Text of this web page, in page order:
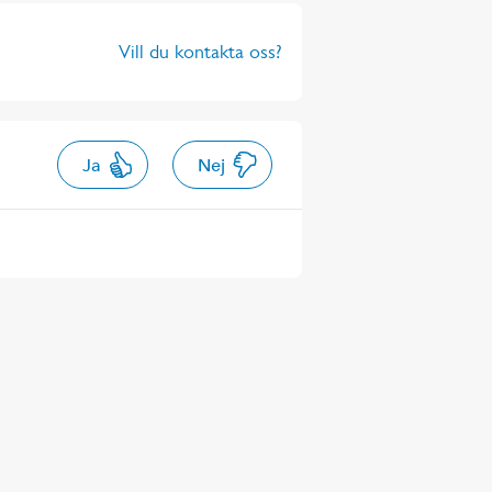
Vill du kontakta oss?
Ja Nej